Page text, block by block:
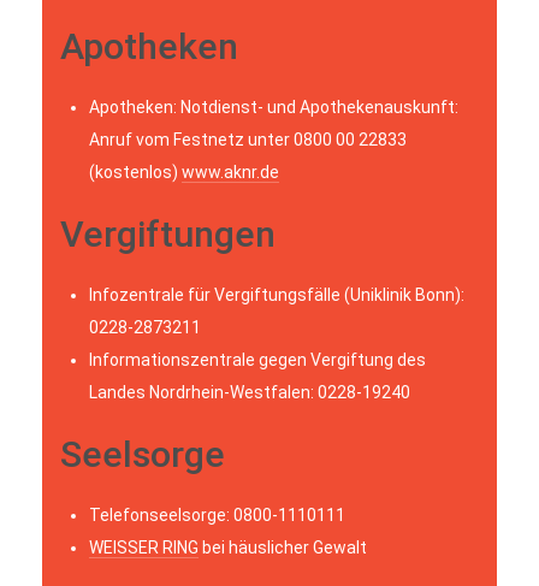
Apotheken
Apotheken: Notdienst- und Apothekenauskunft:
Anruf vom Festnetz unter 0800 00 22833
(kostenlos) www.aknr.de
Vergiftungen
Infozentrale für Vergiftungsfälle (Uniklinik Bonn):
0228-2873211
Informationszentrale gegen Vergiftung des
Landes Nordrhein-Westfalen: 0228-19240
Seelsorge
Telefonseelsorge: 0800-1110111
WEISSER RING bei häuslicher Gewalt